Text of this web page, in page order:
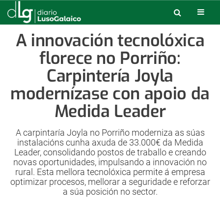
A innovación tecnolóxica
florece no Porriño:
Carpintería Joyla
modernízase con apoio da
Medida Leader
A carpintaría Joyla no Porriño moderniza as súas
instalacións cunha axuda de 33.000€ da Medida
Leader, consolidando postos de traballo e creando
novas oportunidades, impulsando a innovación no
rural. Esta mellora tecnolóxica permite á empresa
optimizar procesos, mellorar a seguridade e reforzar
a súa posición no sector.